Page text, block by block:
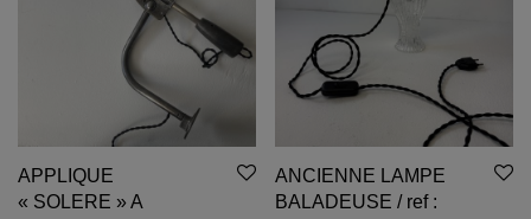
APPLIQUE
« SOLERE » A
ANCIENNE LAMPE
BALADEUSE / ref :